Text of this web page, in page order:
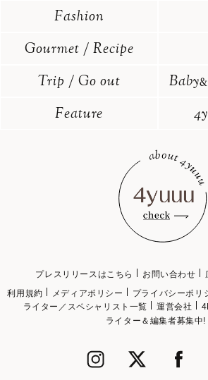
Fashion
Gourmet / Recipe
Trip / Go out
Baby&
Feature
プレスリリースはこちら お問い合わせ
利用規約
メディアポリシー プライバシーポリ
ライター／スペシャリスト一覧
運営会社
ライター＆編集者募集中!